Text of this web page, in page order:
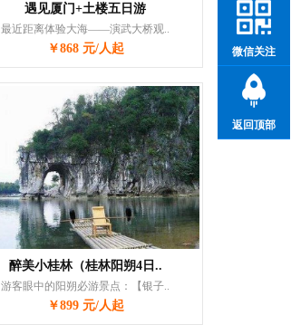
遇见厦门+土楼五日游
最近距离体验大海——演武大桥观..
￥868 元/人起
醉美小桂林（桂林阳朔4日..
游客眼中的阳朔必游景点：【银子..
￥899 元/人起
微信关注
返回顶部